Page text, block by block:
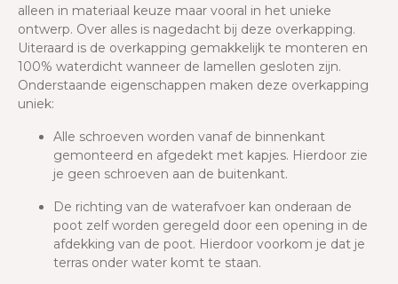
alleen in materiaal keuze maar vooral in het unieke
ontwerp. Over alles is nagedacht bij deze overkapping.
Uiteraard is de overkapping gemakkelijk te monteren en
100% waterdicht wanneer de lamellen gesloten zijn.
Onderstaande eigenschappen maken deze overkapping
uniek:
Alle schroeven worden vanaf de binnenkant
gemonteerd en afgedekt met kapjes. Hierdoor zie
je geen schroeven aan de buitenkant.
De richting van de waterafvoer kan onderaan de
poot zelf worden geregeld door een opening in de
afdekking van de poot. Hierdoor voorkom je dat je
terras onder water komt te staan.